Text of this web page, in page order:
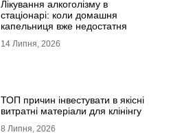
Лікування алкоголізму в
стаціонарі: коли домашня
капельниця вже недостатня
14 Липня, 2026
ТОП причин інвестувати в якісні
витратні матеріали для клінінгу
8 Липня, 2026